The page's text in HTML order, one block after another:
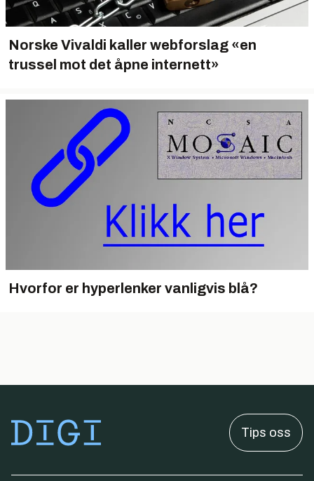
Norske Vivaldi kaller webforslag «en
trussel mot det åpne internett»
Hvorfor er hyperlenker vanligvis blå?
Tips oss